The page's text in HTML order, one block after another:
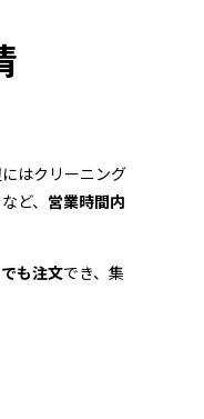
はクリーニング
ど、 営業時間内
も注文でき、集